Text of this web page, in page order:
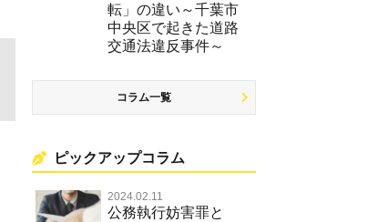
転」の違い～千葉市
中央区で起きた道路
交通法違反事件～
コラム一覧
ピックアップコラム
2024.02.11
公務執行妨害罪と